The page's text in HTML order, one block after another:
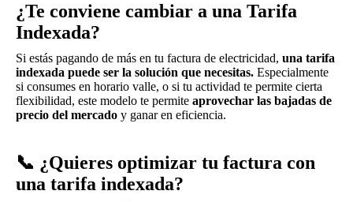
¿Te conviene cambiar a una Tarifa
Indexada?
Si estás pagando de más en tu factura de electricidad, una tarifa
indexada puede ser la solución que necesitas. Especialmente
si consumes en horario valle, o si tu actividad te permite cierta
flexibilidad, este modelo te permite aprovechar las bajadas de
precio del mercado y ganar en eficiencia.
📞 ¿Quieres optimizar tu factura con
una tarifa indexada?